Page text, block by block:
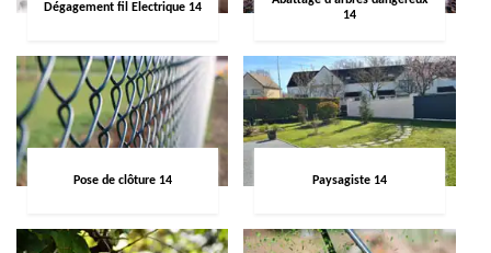
Dégagement fil Electrique 14
14
Pose de clôture 14 Paysagiste 14